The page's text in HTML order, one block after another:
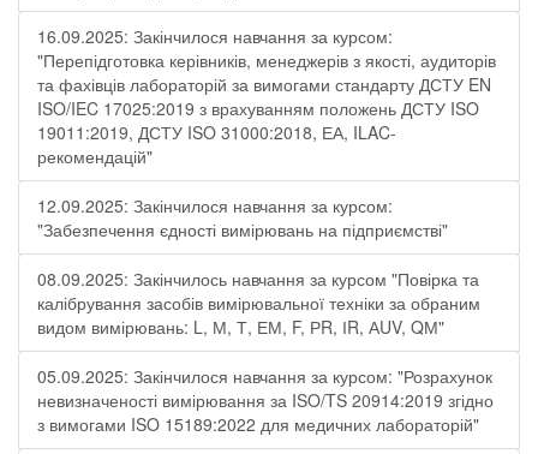
16.09.2025: Закінчилося навчання за курсом:
"Перепідготовка керівників, менеджерів з якості, аудиторів
та фахівців лабораторій за вимогами стандарту ДСТУ EN
ISO/IEC 17025:2019 з врахуванням положень ДСТУ ISO
19011:2019, ДСТУ ISO 31000:2018, ЕА, ILAC-
рекомендацій"
12.09.2025: Закінчилося навчання за курсом:
"Забезпечення єдності вимірювань на підприємстві"
08.09.2025: Закінчилось навчання за курсом "Повірка та
калібрування засобів вимірювальної техніки за обраним
видом вимірювань: L, М, Т, ЕМ, F, РR, ІR, АUV, QМ"
05.09.2025: Закінчилося навчання за курсом: "Розрахунок
невизначеності вимірювання за ISO/TS 20914:2019 згідно
з вимогами ISO 15189:2022 для медичних лабораторій"